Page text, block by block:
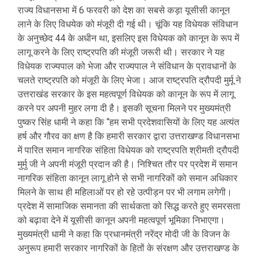
राज्य विधानसभा में 6 फरवरी को देश का सबसे कड़ा यूसीसी कानून
लाने के लिए विधयेक को मंजूरी दी गई थी। चूंकि यह विधेयक संविधान
के अनुच्छेद 44 के अधीन था, इसलिए इस विधेयक को कानून के रूप में
लागू करने के लिए राष्ट्रपति की मंजूरी जरूरी थी। सरकार ने यह
विधेयक राज्यपाल को भेजा और राज्यपाल ने संविधान के प्रावधानों के
चलते राष्ट्रपति को मंजूरी के लिए भेजा। आज राष्ट्रपति द्रौपदी मुर्मू ने
उत्तराखंड सरकार के इस महत्वपूर्ण विधेयक को कानून के रूप में लागू
करने पर अपनी मुहर लगा दी है। इसकी सूचना मिलने पर मुख्यमंत्री
पुष्कर सिंह धामी ने कहा कि “हम सभी प्रदेशवासियों के लिए यह अत्यंत
हर्ष और गौरव का क्षण है कि हमारी सरकार द्वारा उत्तराखण्ड विधानसभा
में पारित समान नागरिक संहिता विधेयक को राष्ट्रपति श्रीमती द्रौपदी
मुर्मु जी ने अपनी मंजूरी प्रदान की है। निश्चित तौर पर प्रदेश में समान
नागरिक संहिता कानून लागू होने से सभी नागरिकों को समान अधिकार
मिलने के साथ ही महिलाओं पर हो रहे उत्पीड़न पर भी लगाम लगेगी।
प्रदेश में सामाजिक समानता की सार्थकता को सिद्ध करते हुए समरसता
को बढ़ावा देने में यूसीसी कानून अपनी महत्वपूर्ण भूमिका निभाएगा।
मुख्यमंत्री धामी ने कहा कि प्रधानमंत्री नरेंद्र मोदी जी के विजन के
अनुरूप हमारी सरकार नागरिकों के हितों के संरक्षण और उत्तराखण्ड के